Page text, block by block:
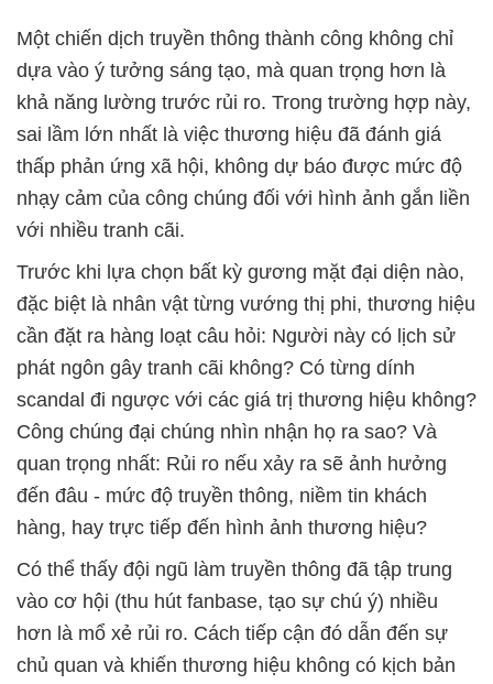
Một chiến dịch truyền thông thành công không chỉ
dựa vào ý tưởng sáng tạo, mà quan trọng hơn là
khả năng lường trước rủi ro. Trong trường hợp này,
sai lầm lớn nhất là việc thương hiệu đã đánh giá
thấp phản ứng xã hội, không dự báo được mức độ
nhạy cảm của công chúng đối với hình ảnh gắn liền
với nhiều tranh cãi.
Trước khi lựa chọn bất kỳ gương mặt đại diện nào,
đặc biệt là nhân vật từng vướng thị phi, thương hiệu
cần đặt ra hàng loạt câu hỏi: Người này có lịch sử
phát ngôn gây tranh cãi không? Có từng dính
scandal đi ngược với các giá trị thương hiệu không?
Công chúng đại chúng nhìn nhận họ ra sao? Và
quan trọng nhất: Rủi ro nếu xảy ra sẽ ảnh hưởng
đến đâu - mức độ truyền thông, niềm tin khách
hàng, hay trực tiếp đến hình ảnh thương hiệu?
Có thể thấy đội ngũ làm truyền thông đã tập trung
vào cơ hội (thu hút fanbase, tạo sự chú ý) nhiều
hơn là mổ xẻ rủi ro. Cách tiếp cận đó dẫn đến sự
chủ quan và khiến thương hiệu không có kịch bản